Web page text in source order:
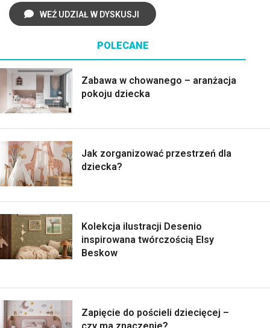
WEŹ UDZIAŁ W DYSKUSJI
POLECANE
Zabawa w chowanego – aranżacja
pokoju dziecka
Jak zorganizować przestrzeń dla
dziecka?
Kolekcja ilustracji Desenio
inspirowana twórczością Elsy
Beskow
Zapięcie do pościeli dziecięcej –